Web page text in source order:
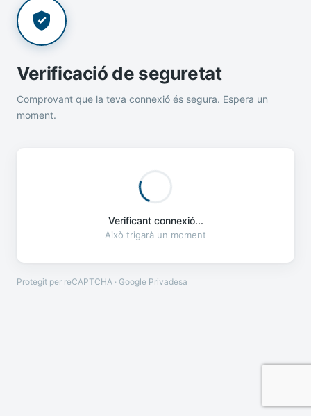
Verificació de seguretat
Comprovant que la teva connexió és segura. Espera un
moment.
Verificant connexió...
Això trigarà un moment
Protegit per reCAPTCHA · Google Privadesa